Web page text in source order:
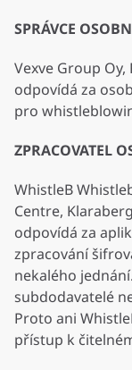
SPRÁVCE
Vexve Group Oy,
odpovídá za
pro
ZPRACOVATEL
WhistleB
Centre,
odpovídá za
zpracování
nekalého
subdodavatelé
Proto ani
přístup k